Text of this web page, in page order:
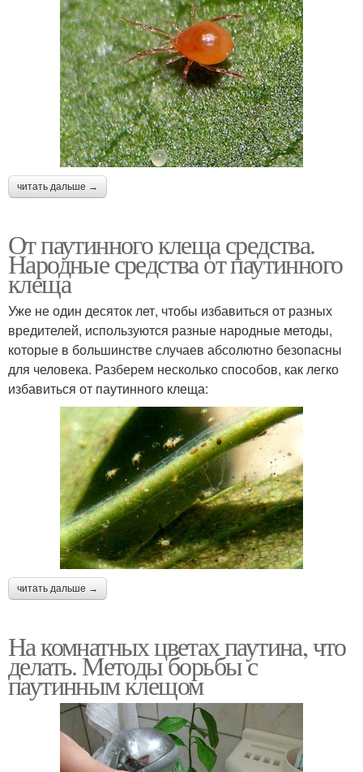
читать дальше →
От паутинного клеща средства.
Народные средства от паутинного
клеща
Уже не один десяток лет, чтобы избавиться от разных
вредителей, используются разные народные методы,
которые в большинстве случаев абсолютно безопасны
для человека. Разберем несколько способов, как легко
избавиться от паутинного клеща:
читать дальше →
На комнатных цветах паутина, что
делать. Методы борьбы с
паутинным клещом